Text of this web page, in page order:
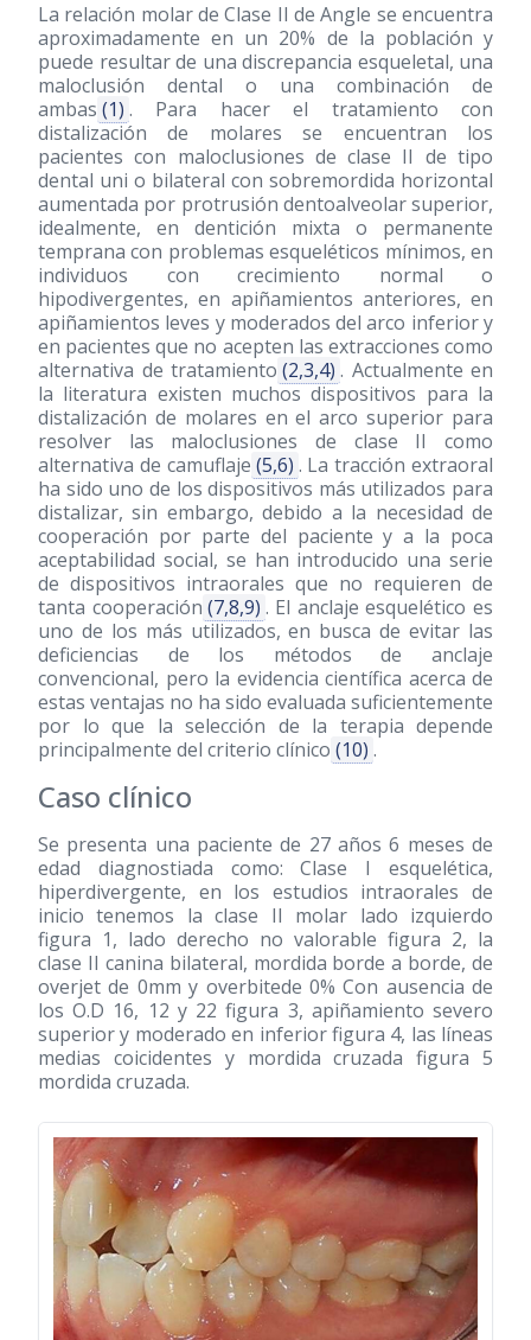
La relación molar de Clase II de Angle se encuentra
aproximadamente en un 20% de la población y
puede resultar de una discrepancia esqueletal, una
maloclusión dental o una combinación de
ambas (1) . Para hacer el tratamiento con
distalización de molares se encuentran los
pacientes con maloclusiones de clase II de tipo
dental uni o bilateral con sobremordida horizontal
aumentada por protrusión dentoalveolar superior,
idealmente, en dentición mixta o permanente
temprana con problemas esqueléticos mínimos, en
individuos con crecimiento normal o
hipodivergentes, en apiñamientos anteriores, en
apiñamientos leves y moderados del arco inferior y
en pacientes que no acepten las extracciones como
alternativa de tratamiento (2,3,4) . Actualmente en
la literatura existen muchos dispositivos para la
distalización de molares en el arco superior para
resolver las maloclusiones de clase II como
alternativa de camuflaje (5,6) . La tracción extraoral
ha sido uno de los dispositivos más utilizados para
distalizar, sin embargo, debido a la necesidad de
cooperación por parte del paciente y a la poca
aceptabilidad social, se han introducido una serie
de dispositivos intraorales que no requieren de
tanta cooperación (7,8,9) . El anclaje esquelético es
uno de los más utilizados, en busca de evitar las
deficiencias de los métodos de anclaje
convencional, pero la evidencia científica acerca de
estas ventajas no ha sido evaluada suficientemente
por lo que la selección de la terapia depende
principalmente del criterio clínico (10) .
Caso clínico
Se presenta una paciente de 27 años 6 meses de
edad diagnostiada como: Clase I esquelética,
hiperdivergente, en los estudios intraorales de
inicio tenemos la clase II molar lado izquierdo
figura 1, lado derecho no valorable figura 2, la
clase II canina bilateral, mordida borde a borde, de
overjet de 0mm y overbitede 0% Con ausencia de
los O.D 16, 12 y 22 figura 3, apiñamiento severo
superior y moderado en inferior figura 4, las líneas
medias coicidentes y mordida cruzada figura 5
mordida cruzada.